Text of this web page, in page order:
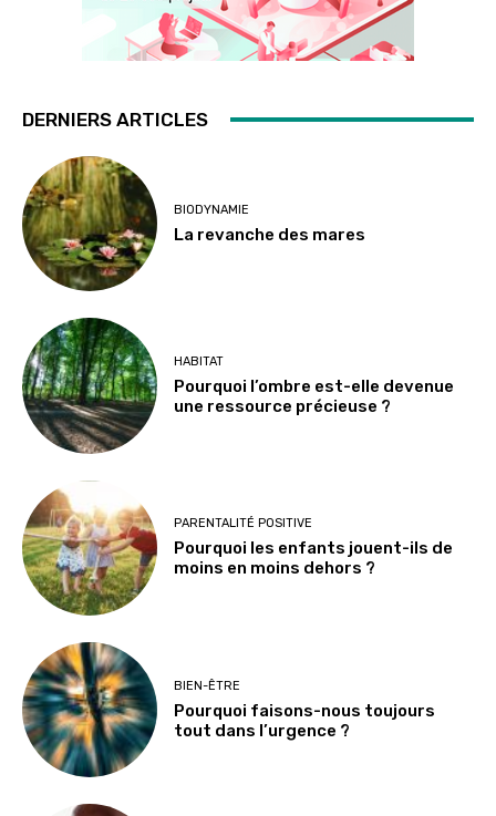
DERNIERS ARTICLES
BIODYNAMIE
La revanche des mares
HABITAT
Pourquoi l’ombre est-elle devenue
une ressource précieuse ?
PARENTALITÉ POSITIVE
Pourquoi les enfants jouent-ils de
moins en moins dehors ?
BIEN-ÊTRE
Pourquoi faisons-nous toujours
tout dans l’urgence ?